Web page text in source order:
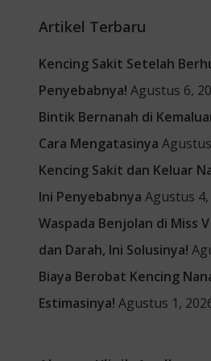
Artikel Terbaru
Kencing Sakit Setelah
Penyebabnya! Agustus 6,
Bintik Bernanah di
Cara Mengatasinya
Kencing Sakit dan Keluar
Ini Penyebabnya Agustus 4,
Waspada Benjolan di Miss
dan Darah, Ini Solusinya!
Biaya Berobat Kencing
Estimasinya! Agustus 1,